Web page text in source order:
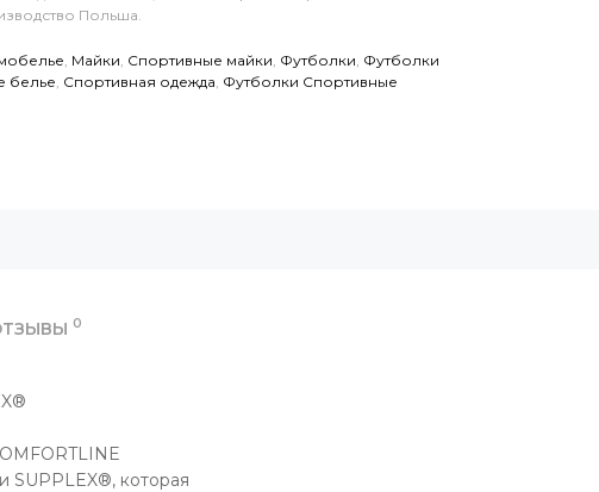
Польша.
, Майки, Спортивные майки, Футболки, Футболки
белье, Спортивная одежда, Футболки Спортивные
0
SUPPLEX®, которая